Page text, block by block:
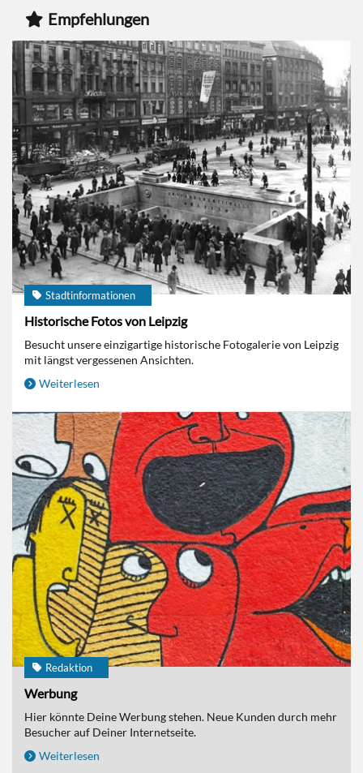
Empfehlungen
Stadtinformationen
Historische Fotos von Leipzig
Besucht unsere einzigartige historische Fotogalerie von Leipzig
mit längst vergessenen Ansichten.
Weiterlesen
Redaktion
Werbung
Hier könnte Deine Werbung stehen. Neue Kunden durch mehr
Besucher auf Deiner Internetseite.
Weiterlesen